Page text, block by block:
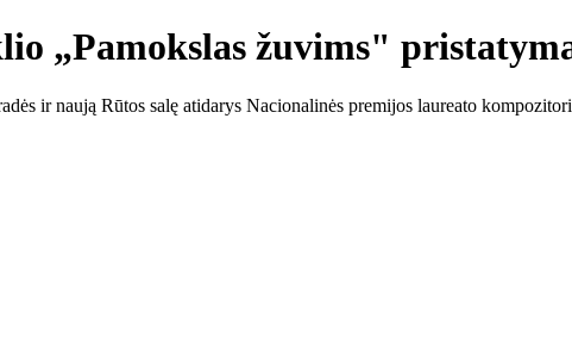
„Pamokslas žuvims"
ir naują Rūtos salę atidarys Nacionalinės premijos laureato